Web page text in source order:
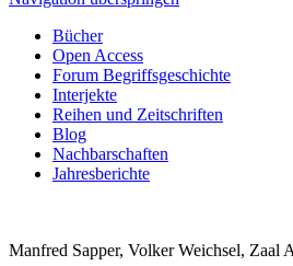
Bücher
Open Access
Forum Begriffsgeschichte
Interjekte
Reihen und Zeitschriften
Blog
Nachbarschaften
Jahresberichte
Manfred Sapper, Volker Weichsel, Zaal